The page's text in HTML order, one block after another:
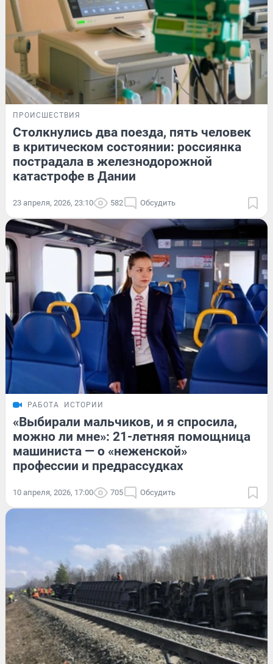
ПРОИСШЕСТВИЯ
Столкнулись два поезда, пять человек
в критическом состоянии: россиянка
пострадала в железнодорожной
катастрофе в Дании
23 апреля, 2026, 23:10 582 Обсудить
РАБОТА ИСТОРИИ
«Выбирали мальчиков, и я спросила,
можно ли мне»: 21-летняя помощница
машиниста — о «неженской»
профессии и предрассудках
10 апреля, 2026, 17:00 705 Обсудить